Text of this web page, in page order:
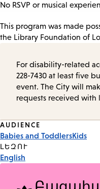
No RSVP or musical
This program was made
the Library Foundation of
For disability-related
228-7430 at least five
event. The City will
requests received with
Event
Tags
AUDIENCE
Babies and ToddlersKids
ԼԵԶՈՒ
English